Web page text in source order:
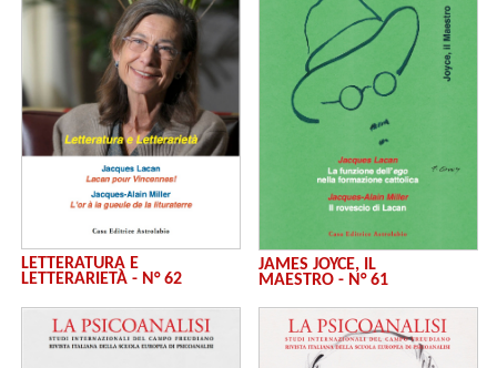
LETTERATURA E
LETTERARIETÀ - N° 62
JAMES JOYCE, IL
MAESTRO - N° 61